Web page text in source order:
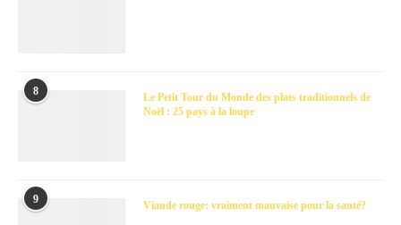
8
Le Petit Tour du Monde des plats traditionnels de
Noël : 25 pays à la loupe
9 Viande rouge: vraiment mauvaise pour la santé?